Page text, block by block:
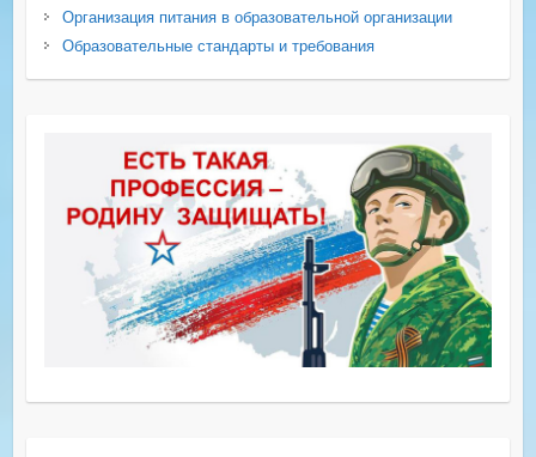
Организация питания в образовательной организации
Образовательные стандарты и требования